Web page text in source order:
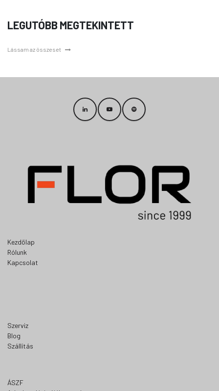
LEGUTÓBB MEGTEKINTETT
Lássam az összeset
Kezdőlap
Rólunk
Kapcsolat
Szerviz
Blog
Szállítás
ÁSZF